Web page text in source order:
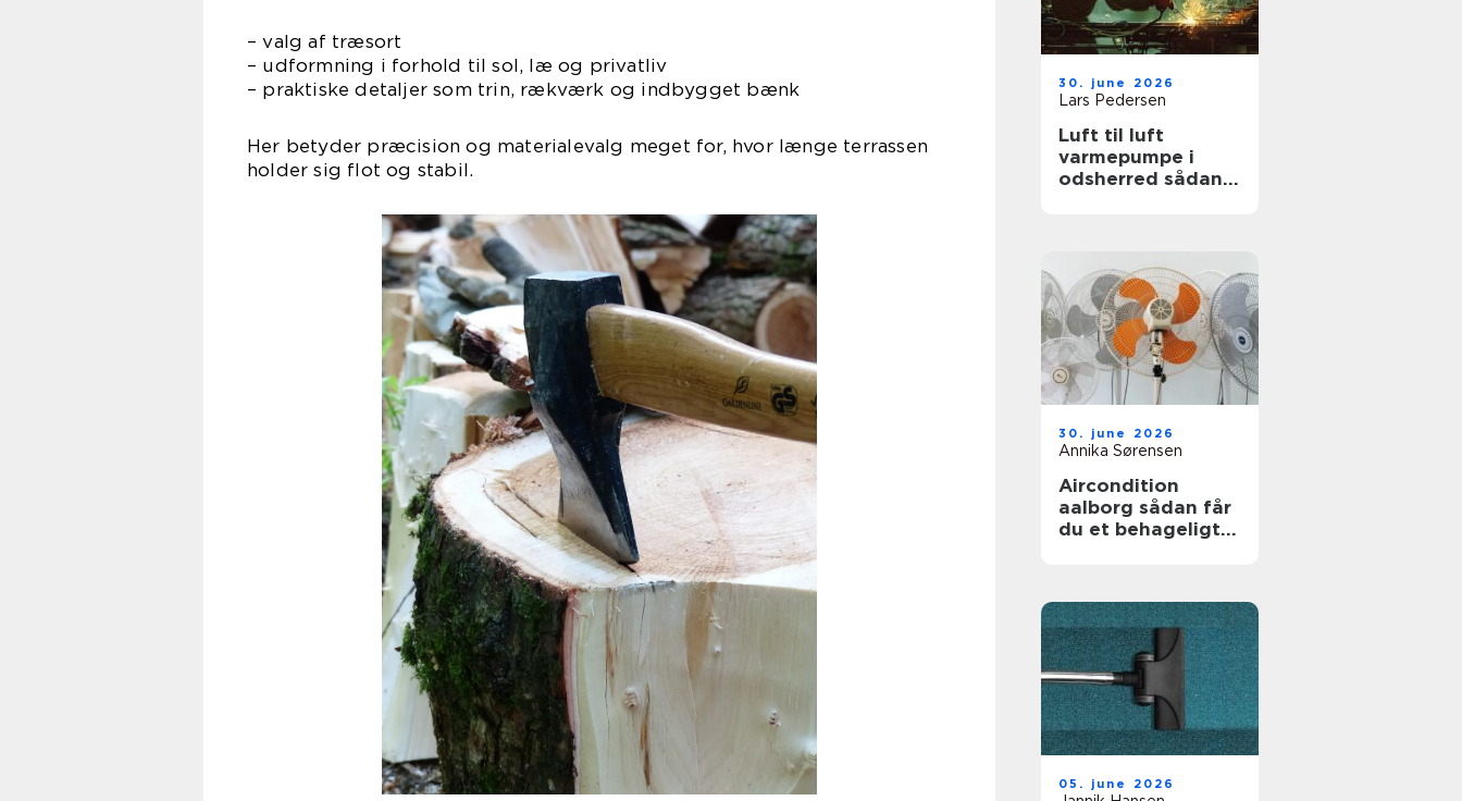
– valg af træsort
– udformning i forhold til sol, læ og privatliv
– praktiske detaljer som trin, rækværk og indbygget bænk
Her betyder præcision og materialevalg meget for, hvor længe terrassen
holder sig flot og stabil.
30. june 2026
Lars Pedersen
Luft til luft
varmepumpe i
odsherred sådan
30. june 2026
Annika Sørensen
Aircondition
aalborg sådan får
du et behageligt
05. june 2026